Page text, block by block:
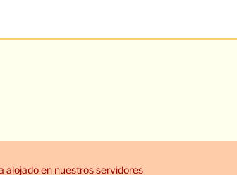
alojado en nuestros servidores